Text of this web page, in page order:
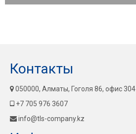
Контакты
050000, Алматы, Гоголя 86, офис 304
+7 705 976 3607
info@tls-company.kz